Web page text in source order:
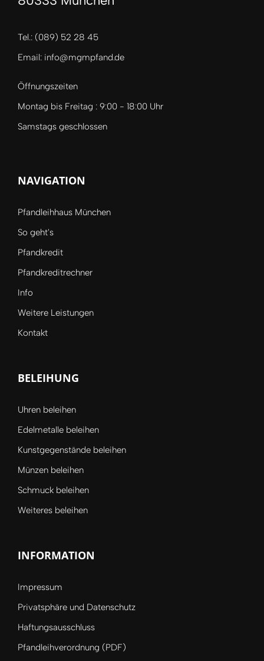
Tel.: (089) 52 28 45
Email: info@mgmpfand.de
Öffnungszeiten
Montag bis Freitag : 9:00 - 18:00 Uhr
Samstags geschlossen
NAVIGATION
Pfandleihhaus München
So geht's
Pfandkredit
Pfandkreditrechner
Info
Weitere Leistungen
Kontakt
BELEIHUNG
Uhren beleihen
Edelmetalle beleihen
Kunstgegenstände beleihen
Münzen beleihen
Schmuck beleihen
Weiteres beleihen
INFORMATION
Impressum
Privatsphäre und Datenschutz
Haftungsausschluss
Pfandleihverordnung (PDF)